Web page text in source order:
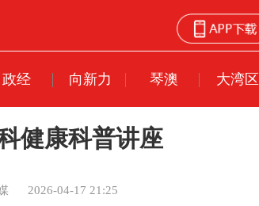
政经 向新力 琴澳 大湾区
健康科普讲座
2026-04-17 21:25